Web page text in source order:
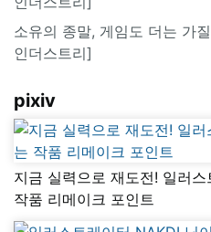
소유의 종말, 게임도 더는 가
인더스트리]
pixiv
지금 실력으로 재도전! 일러
작품 리메이크 포인트